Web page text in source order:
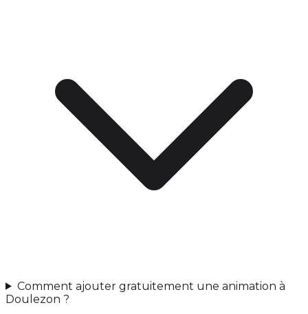
Comment ajouter gratuitement une animation à
Doulezon ?